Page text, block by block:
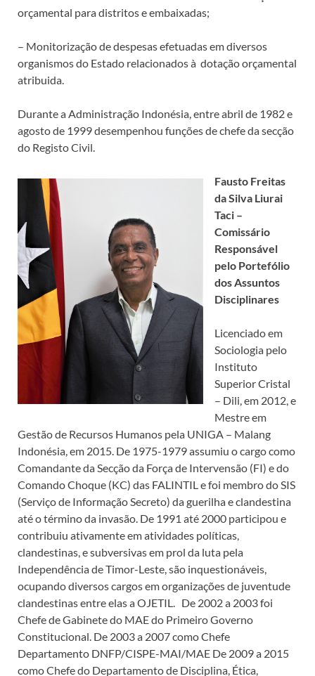
orçamental para distritos e embaixadas;
– Monitorização de despesas efetuadas em diversos
organismos do Estado relacionados à dotação orçamental
atribuida.
Durante a Administração Indonésia, entre abril de 1982 e
agosto de 1999 desempenhou funções de chefe da secção
do Registo Civil.
Fausto Freitas
da Silva Liurai
Taci –
Comissário
Responsável
pelo Portefólio
dos Assuntos
Disciplinares
Licenciado em
Sociologia pelo
Instituto
Superior Cristal
– Dili, em 2012, e
Mestre em
Gestão de Recursos Humanos pela UNIGA – Malang
Indonésia, em 2015. De 1975-1979 assumiu o cargo como
Comandante da Secção da Força de Intervensão (FI) e do
Comando Choque (KC) das FALINTIL e foi membro do SIS
(Serviço de Informação Secreto) da guerilha e clandestina
até o término da invasão. De 1991 até 2000 participou e
contribuiu ativamente em atividades políticas,
clandestinas, e subversivas em prol da luta pela
Independência de Timor-Leste, são inquestionáveis,
ocupando diversos cargos em organizações de juventude
clandestinas entre elas a OJETIL. De 2002 a 2003 foi
Chefe de Gabinete do MAE do Primeiro Governo
Constitucional. De 2003 a 2007 como Chefe
Departamento DNFP/CISPE-MAI/MAE De 2009 a 2015
como Chefe do Departamento de Disciplina, Ética,